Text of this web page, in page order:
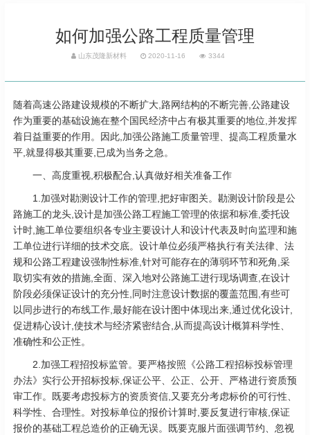
如何加强公路工程质量管理
山东茂隆新材料 2020-11-16 3344
随着高速公路建设规模的不断扩大,路网结构的不断完善,公路建设
作为重要的基础设施在整个国民经济中占有极其重要的地位,并发挥
着日益重要的作用。因此,加强公路施工质量管理、提高工程质量水
平,就显得极其重要,已成为当务之急。
一、高度重视,积极配合,认真做好相关准备工作
1.加强对勘测设计工作的管理,把好审图关。勘测设计阶段是公
路施工的龙头,设计是加强公路工程施工管理的依据和标准,委托设
计时,施工单位要组织各专业主要设计人和设计代表及时向监理和施
工单位进行详细的技术交底。设计单位必须严格执行有关法律、法
规和公路工程建设强制性标准,针对可能存在的薄弱环节和死角,采
取切实有效的措施,全面、深入地对公路施工进行现场调查,在设计
阶段必须保证设计的充分性,同时注意设计数据的覆盖范围,有些可
以同步进行的布线工作,最好能在设计图中体现出来,通过优化设计,
促进精心设计,使技术与经济紧密结合,从而提高设计概算科学性、
准确性和公正性。
2.加强工程招投标监管。要严格按照《公路工程招标投标管理
办法》实行公开招标投标,保证公平、公正、公开、严格进行资质预
审工作。既要考虑投标方的资质资信,又要充分考虑标价的可行性、
科学性、合理性。对投标单位的报价计算时,要反复进行审核,保证
报价的基础工程总造价的正确无误。既要克服片面强调节约、忽视